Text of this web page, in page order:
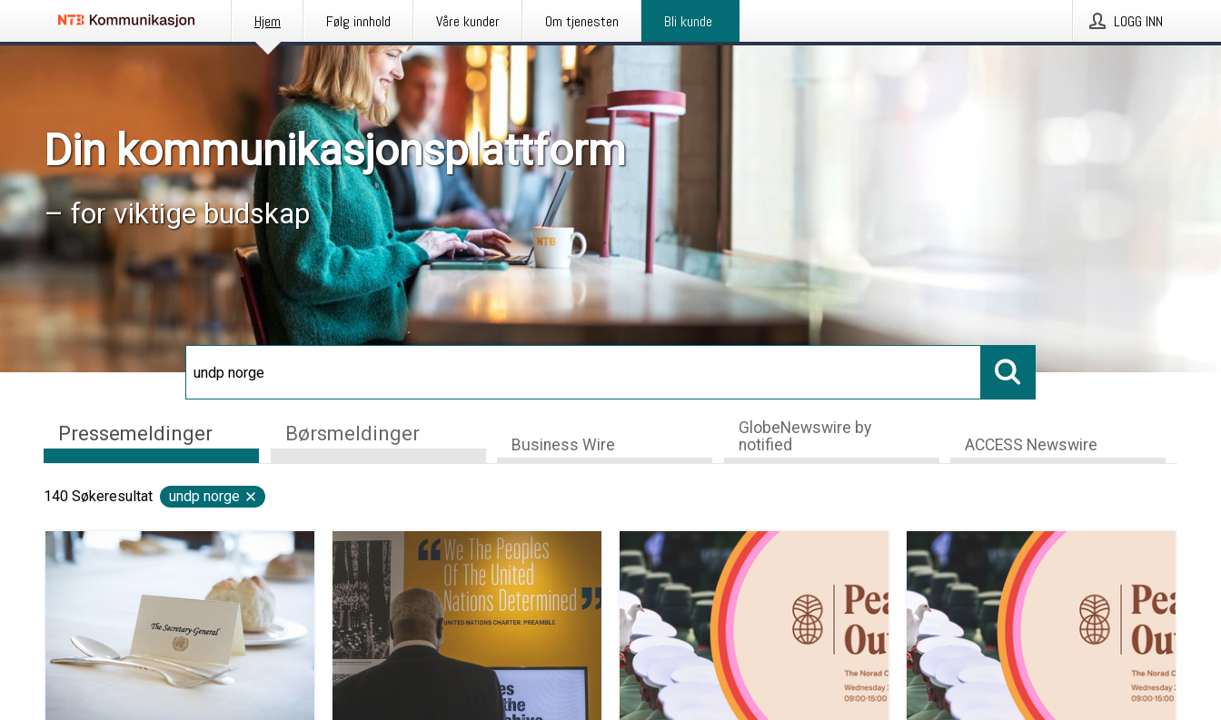
Hjem Følg innhold Våre kunder Om tjenesten Bli kunde LOGG INN
Din kommunikasjonsplattform
– for viktige budskap
Pressemeldinger Børsmeldinger Business Wire
GlobeNewswire by
notified
ACCESS Newswire
140 Søkeresultat undp norge